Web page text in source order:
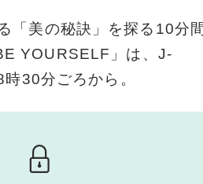
「美の秘訣」を探る10分
YOURSELF」は、J-
30分ごろから。